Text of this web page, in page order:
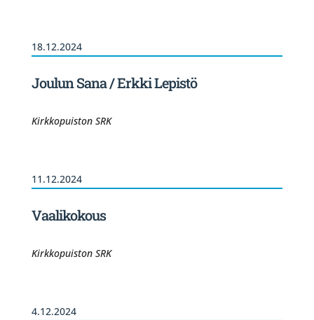
18.12.2024
Joulun Sana / Erkki Lepistö
Kirkkopuiston SRK
11.12.2024
Vaalikokous
Kirkkopuiston SRK
4.12.2024